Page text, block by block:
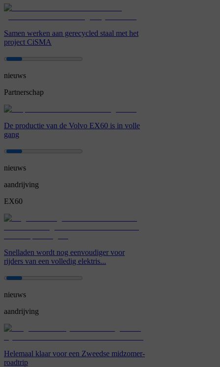
Samen werken aan gerecycled staal met het
project CiSMA
nieuws
Partnerschap
De productie van de Volvo EX60 is in volle
gang
nieuws
aandrijving
EX60
Snelladen wordt nog eenvoudiger voor
rijders van een volledig elektris...
nieuws
aandrijving
Helemaal klaar voor een Zweedse midzomer-
roadtrip